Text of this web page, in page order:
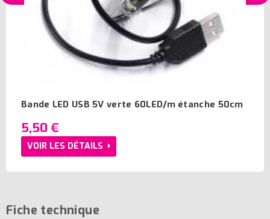
Bande LED USB 5V verte 60LED/m étanche 50cm
5,50 €
VOIR LES DÉTAILS
Fiche technique